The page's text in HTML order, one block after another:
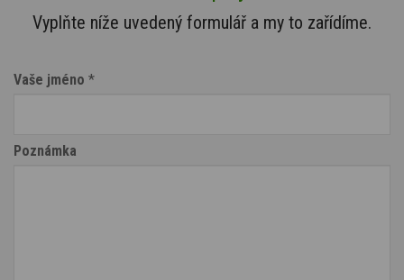
Vyplňte níže uvedený formulář a my to zařídíme.
Vaše jméno *
Poznámka